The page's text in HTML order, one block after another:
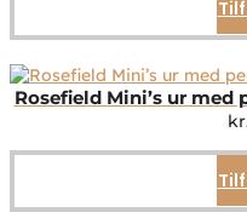
Rosefield Mini’s ur med